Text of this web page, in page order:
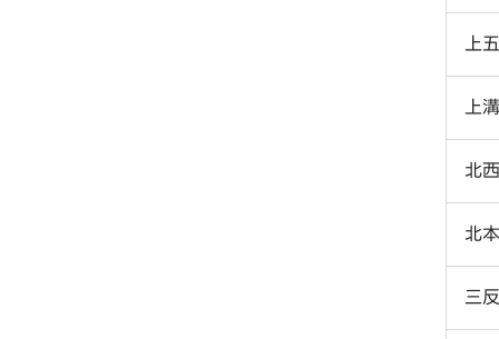
上
上
北
北
三